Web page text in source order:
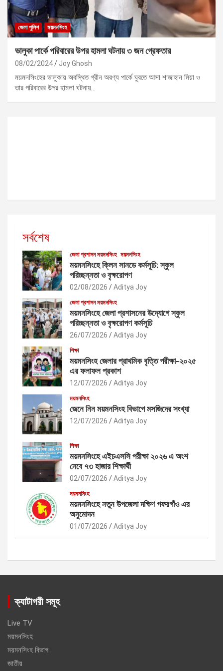
জেলা পুলিশ ময়মনসিংহ
ভালুকা পার্কে পরিবারের উপর হামলা ঘটনায় ৩ জন গ্রেফতার
08/02/2024 Joy Ghosh
ময়মনসিংহের ভালুকায় অবস্থিত গ্রীন অরণ্য পার্কে ঘুরতে আসা শাজাহান মিয়া ও
তার পরিবারের উপর হামলা ঘটনায়…
সর্বশেষ
জেলা প্রশাসন ময়মনসিংহ ময়মনসিংহ
ময়মনসিংহে ক্লিন সানডে কর্মসূচি: স্কুল
পরিচ্ছন্নতা ও বৃক্ষরোপণ
02/08/2026 Aditya Joy
জেলা প্রশাসন ময়মনসিংহ
ময়মনসিংহে জেলা প্রশাসনের উদ্যোগে স্কুল
পরিচ্ছন্নতা ও বৃক্ষরোপণ কর্মসূচি
26/07/2026 Aditya Joy
শিক্ষা
ময়মনসিংহ জেলার প্রাথমিক বৃত্তি পরীক্ষা-২০২৫
এর ফলাফল প্রকাশ
12/07/2026 Aditya Joy
ময়মনসিংহ
জেনে নিন ময়মনসিংহ বিভাগে মসজিদের সংখ্যা
12/07/2026 Aditya Joy
শিক্ষা
ময়মনসিংহে এইচএসসি পরীক্ষা ২০২৬ এ অংশ
নেবে ৭৩ হাজার শিক্ষার্থী
02/07/2026 Aditya Joy
ময়মনসিংহ
ময়মনসিংহে নতুন উপজেলা দক্ষিণ গফরগাঁও এর
অনুমোদন
01/07/2026 Aditya Joy
ক্যাটাগরী সমূহ
Live TV
ময়মনসিংহ
ময়মনসিংহ বিভাগ
জাতীয়